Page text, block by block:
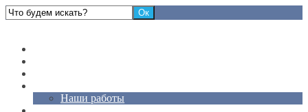
Наши работы